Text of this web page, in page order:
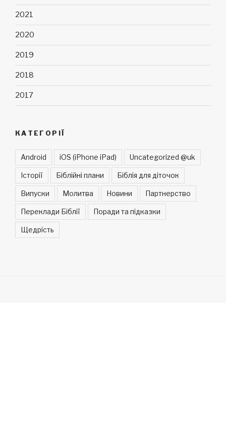
2021
2020
2019
2018
2017
КАТЕГОРІЇ
Android iOS (iPhone iPad) Uncategorized @uk
Історії Біблійні плани Біблія для діточок
Випуски Молитва Новини Партнерство
Переклади Біблії Поради та підказки
Щедрість